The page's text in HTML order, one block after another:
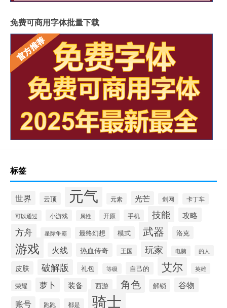
免费可商用字体批量下载
标签
世界 云顶 元气 元素 光芒 剑网 卡丁车
可以通过 小游戏 属性 开原 手机 技能 攻略
方舟 星际争霸 最终幻想 模式 武器 洛克
游戏 火线 热血传奇 王国 玩家 电脑 的人
皮肤 破解版 礼包 等级 自己的 艾尔 英雄
荣耀 萝卜 装备 西游 角色 解锁 谷物
账号 跑跑 都是 骑士